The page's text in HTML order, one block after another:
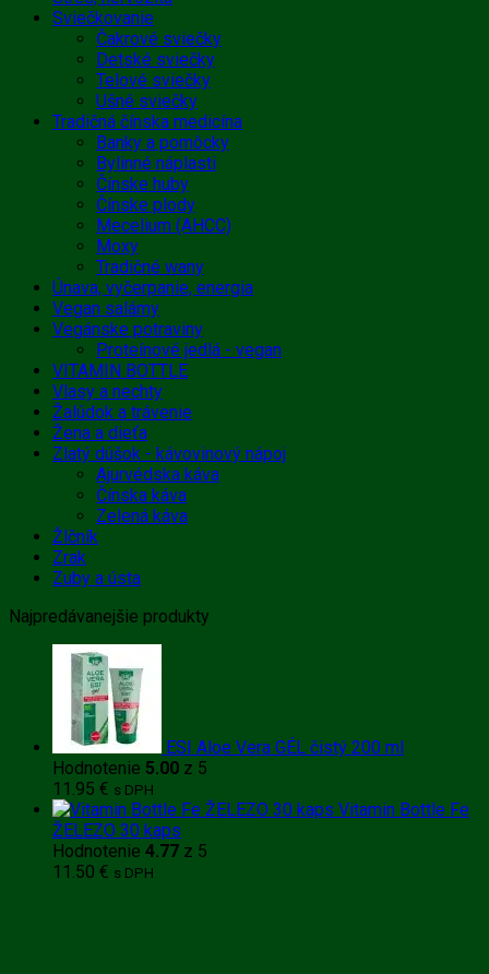
Sviečkovanie
Čakrové sviečky
Detské sviečky
Telové sviečky
Ušné sviečky
Tradičná čínska medicína
Banky a pomôcky
Bylinné náplasti
Čínske huby
Čínske plody
Mecelium (AHCC)
Moxy
Tradičné wany
Únava, vyčerpanie, energia
Vegan salámy
Vegánske potraviny
Proteínové jedlá - vegan
VITAMIN BOTTLE
Vlasy a nechty
Žalúdok a trávenie
Žena a dieťa
Zlatý dúšok - kávovinový nápoj
Ajurvédska káva
Čínska káva
Zelená káva
Žlčník
Zrak
Zuby a ústa
Najpredávanejšie produkty
ESI Aloe Vera GÉL čistý 200 ml
Hodnotenie 5.00 z 5
11.95 € s DPH
Vitamin Bottle Fe
ŽELEZO 30 kaps
Hodnotenie 4.77 z 5
11.50 € s DPH